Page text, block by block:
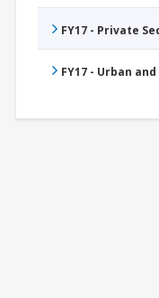
FY17 - Private
FY17 - Urban